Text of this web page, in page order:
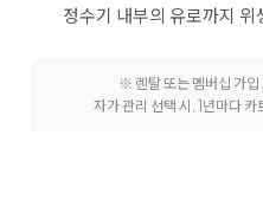
정수기 내부의 유로까지
※ 렌탈 또는 멤버십 가입
자가 관리 선택 시, 1년마다